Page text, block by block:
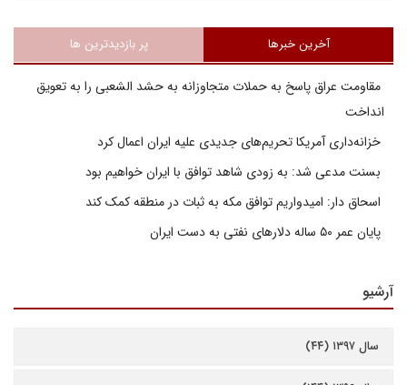
آخرین خبرها پر بازدیدترین ها
مقاومت عراق پاسخ به حملات متجاوزانه به حشد الشعبی را به تعویق
انداخت
خزانه‌داری آمریکا تحریم‌های جدیدی علیه ایران اعمال کرد
بسنت مدعی شد: به زودی شاهد توافق با ایران خواهیم بود
اسحاق دار: امیدواریم توافق مکه به ثبات در منطقه کمک کند
پایان عمر ۵۰ ساله دلارهای نفتی به دست ایران
آرشیو
سال ۱۳۹۷ (۴۴)